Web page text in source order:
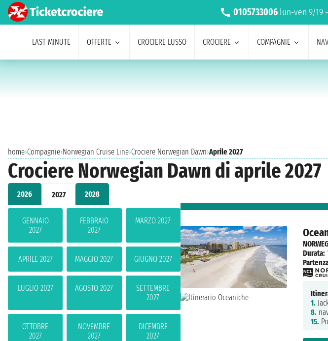
0105733006 lun-ven 9/19
LAST MINUTE OFFERTE CROCIERE LUSSO CROCIERE COMPAGNIE
home›Compagnie›Norwegian Cruise Line›Crociere Norwegian Dawn›Aprile 2027
Crociere Norwegian Dawn di aprile 2027
2026 2027 2028
GENNAIO
2027
FEBBRAIO
2027
MARZO 2027
APRILE 2027 MAGGIO 2027 GIUGNO 2027
LUGLIO 2027 AGOSTO 2027
SETTEMBRE
2027
OTTOBRE
2027
NOVEMBRE
2027
DICEMBRE
2027
Durata:
1.
8.
15.